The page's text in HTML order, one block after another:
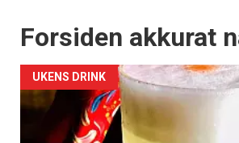
Forsiden akkurat
UKENS DRINK